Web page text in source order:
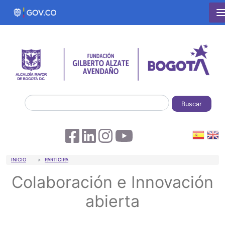
Pasar al contenido principal
Buscar
Sobrescribir enlaces de ayuda a la
INICIO PARTICIPA
Colaboración e Innovación
abierta